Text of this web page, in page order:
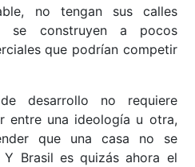
no tengan sus calles
se construyen a pocos
que podrían competir
desarrollo no requiere
entre una ideología u otra,
que una casa no se
Brasil es quizás ahora el